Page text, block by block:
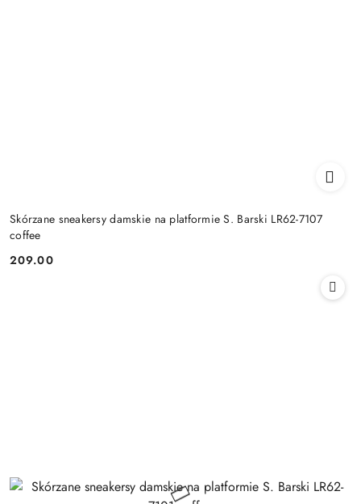
Skórzane sneakersy damskie na platformie S. Barski LR62-7107
coffee
Cena:
209.00